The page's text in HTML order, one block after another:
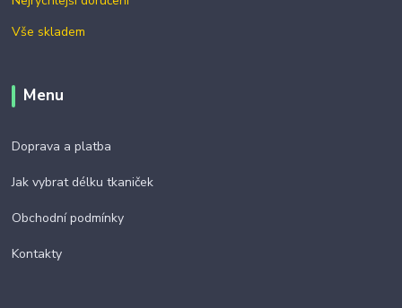
Vše skladem
Menu
Doprava a platba
Jak vybrat délku tkaniček
Obchodní podmínky
Kontakty